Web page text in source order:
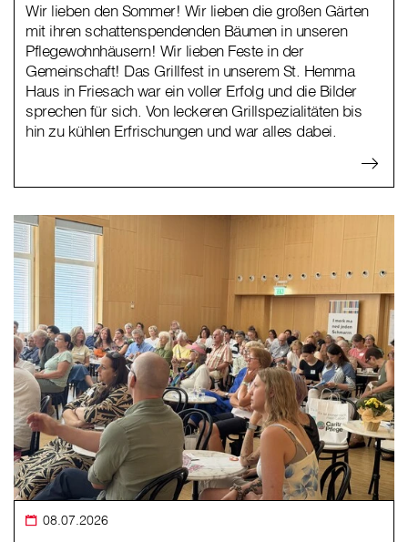
Wir lieben den Sommer! Wir lieben die großen Gärten
mit ihren schattenspendenden Bäumen in unseren
Pflegewohnhäusern! Wir lieben Feste in der
Gemeinschaft! Das Grillfest in unserem St. Hemma
Haus in Friesach war ein voller Erfolg und die Bilder
sprechen für sich. Von leckeren Grillspezialitäten bis
hin zu kühlen Erfrischungen und war alles dabei.
08.07.2026